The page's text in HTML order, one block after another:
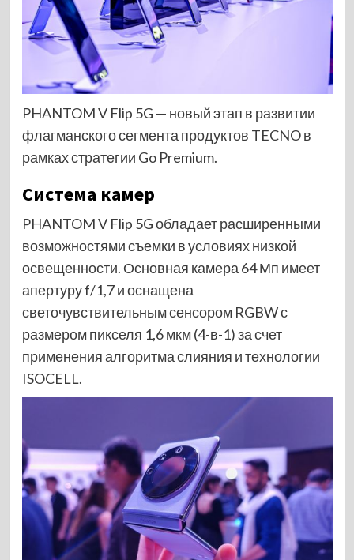
PHANTOM V Flip 5G — новый этап в развитии
флагманского сегмента продуктов TECNO в
рамках стратегии Go Premium.
Система камер
PHANTOM V Flip 5G обладает расширенными
возможностями съемки в условиях низкой
освещенности. Основная камера 64 Мп имеет
апертуру f/1,7 и оснащена
светочувствительным сенсором RGBW с
размером пикселя 1,6 мкм (4-в-1) за счет
применения алгоритма слияния и технологии
ISOCELL.